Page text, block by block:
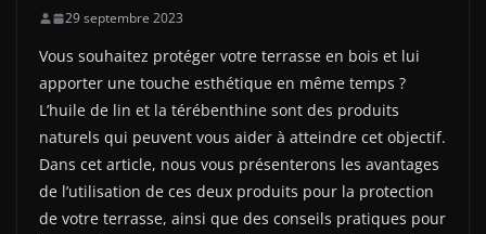
29 septembre 2023
Vous souhaitez protéger votre terrasse en bois et lui
apporter une touche esthétique en même temps ?
L’huile de lin et la térébenthine sont des produits
naturels qui peuvent vous aider à atteindre cet objectif.
Dans cet article, nous vous présenterons les avantages
de l’utilisation de ces deux produits pour la protection
de votre terrasse, ainsi que des conseils pratiques pour